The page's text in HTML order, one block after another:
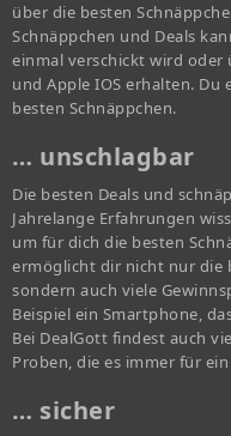
über die besten
Schnäppchen und Deals
einmal verschickt wird oder
und Apple IOS erhalten.
besten Schnäppchen.
… unschlagbar
Die besten Deals und
Jahrelange Erfahrungen
um für dich die besten
ermöglicht dir nicht nur die
sondern auch viele
Beispiel ein Smartphone,
Bei DealGott findest auch
Proben, die es immer für
… sicher